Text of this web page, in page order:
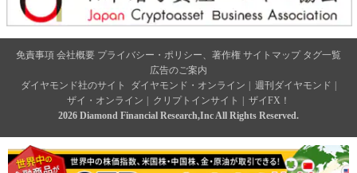
免責事項 会社概要 プライバシー・ポリシー、著作権 サイトマップ タグ一覧
広告のご案内
ダイヤモンド社のサイト
ダイヤモンド・オンライン | 週刊ダイヤモンド |
ザイ・オンライン | クリプトインサイト | ザイFX！
2026 Diamond Financial Research,Inc All Rights Reserved.